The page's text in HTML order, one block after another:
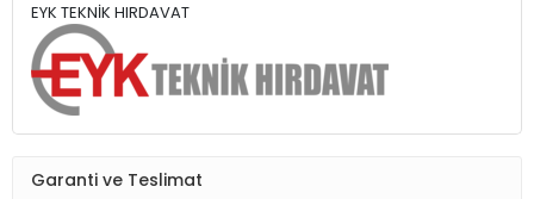
EYK TEKNİK HIRDAVAT
Garanti ve Teslimat